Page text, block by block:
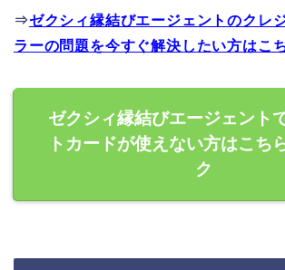
⇒ゼクシィ縁結びエージェントのクレ
ラーの問題を今すぐ解決したい方はこ
ゼクシィ縁結びエージェント
トカードが使えない方はこち
ク